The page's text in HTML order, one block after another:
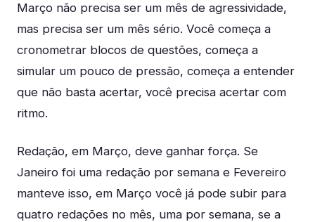
Março não precisa ser um mês de agressividade,
mas precisa ser um mês sério. Você começa a
cronometrar blocos de questões, começa a
simular um pouco de pressão, começa a entender
que não basta acertar, você precisa acertar com
ritmo.
Redação, em Março, deve ganhar força. Se
Janeiro foi uma redação por semana e Fevereiro
manteve isso, em Março você já pode subir para
quatro redações no mês, uma por semana, se a